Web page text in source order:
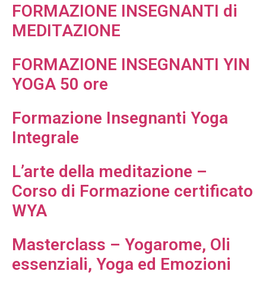
FORMAZIONE INSEGNANTI di
MEDITAZIONE
FORMAZIONE INSEGNANTI YIN
YOGA 50 ore
Formazione Insegnanti Yoga
Integrale
L’arte della meditazione –
Corso di Formazione certificato
WYA
Masterclass – Yogarome, Oli
essenziali, Yoga ed Emozioni